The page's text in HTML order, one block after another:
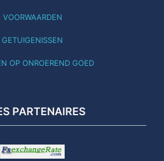
VOORWAARDEN
GETUIGENISSEN
OP ONROEREND GOED
PARTENAIRES